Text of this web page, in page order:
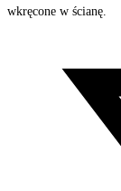
wkręcone w ścianę.